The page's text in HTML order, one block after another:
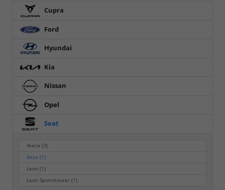
Cupra
Ford
Hyundai
Kia
Nissan
Opel
Seat
Ateca(3)
Ibiza(1)
Leon(1)
Leon Sportstourer(1)